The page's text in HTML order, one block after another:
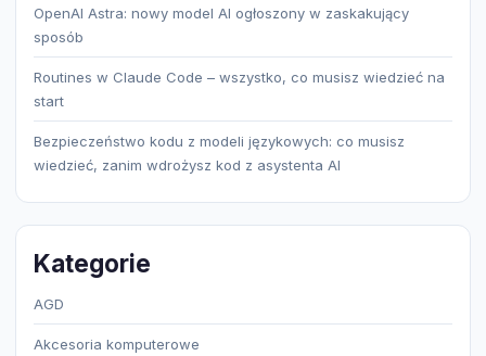
OpenAI Astra: nowy model AI ogłoszony w zaskakujący
sposób
Routines w Claude Code – wszystko, co musisz wiedzieć na
start
Bezpieczeństwo kodu z modeli językowych: co musisz
wiedzieć, zanim wdrożysz kod z asystenta AI
Kategorie
AGD
Akcesoria komputerowe